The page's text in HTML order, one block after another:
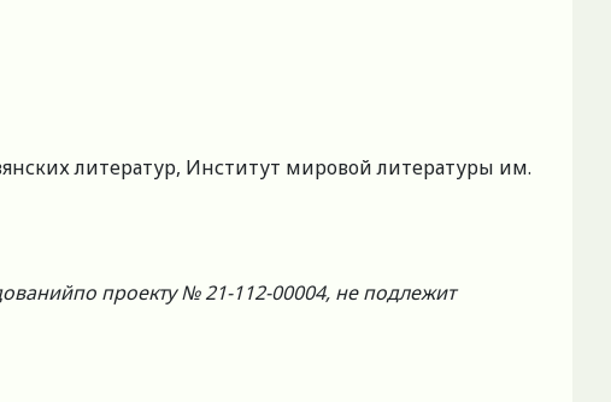
литератур, Институт мировой литературы им.
проекту № 21-112-00004, не подлежит